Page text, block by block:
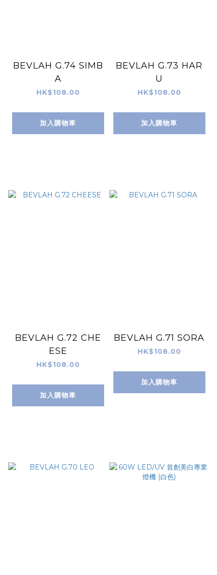
BEVLAH G.74 SIMB
A
HK$108.00
加入購物車
BEVLAH G.73 HAR
U
HK$108.00
加入購物車
BEVLAH G.72 CHE
ESE
HK$108.00
加入購物車
BEVLAH G.71 SORA
HK$108.00
加入購物車